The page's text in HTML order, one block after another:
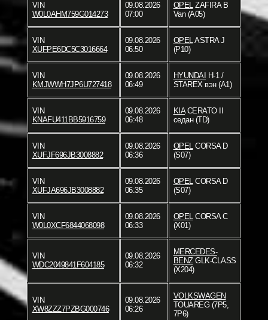
VIN
W0L0AHM759G014273
09.08.2026
07:00
OPELZAFIRA B
Van (A05)
VIN
XUFPE6DC5C3016664
09.08.2026
06:50
OPELASTRA J
(P10)
VIN
KMJWWH7JP6U727418
09.08.2026
06:49
HYUNDAI H-1 /
STAREX вэн (A1)
VIN
KNAFU411BB5916759
09.08.2026
06:48
KIACERATO II
седан (TD)
VIN
XUFJF696JB3008882
09.08.2026
06:36
OPELCORSA D
(S07)
VIN
XUFJA696JB3008882
09.08.2026
06:35
OPELCORSA D
(S07)
VIN
W0L0XCF6844068098
09.08.2026
06:33
OPELCORSA C
(X01)
VIN
WDC2049841F604185
09.08.2026
06:32
MERCEDES-
BENZGLK-CLASS
(X204)
VIN
XW8ZZZ7PZBG000746
09.08.2026
06:26
VOLKSWAGEN
TOUAREG (7P5,
7P6)